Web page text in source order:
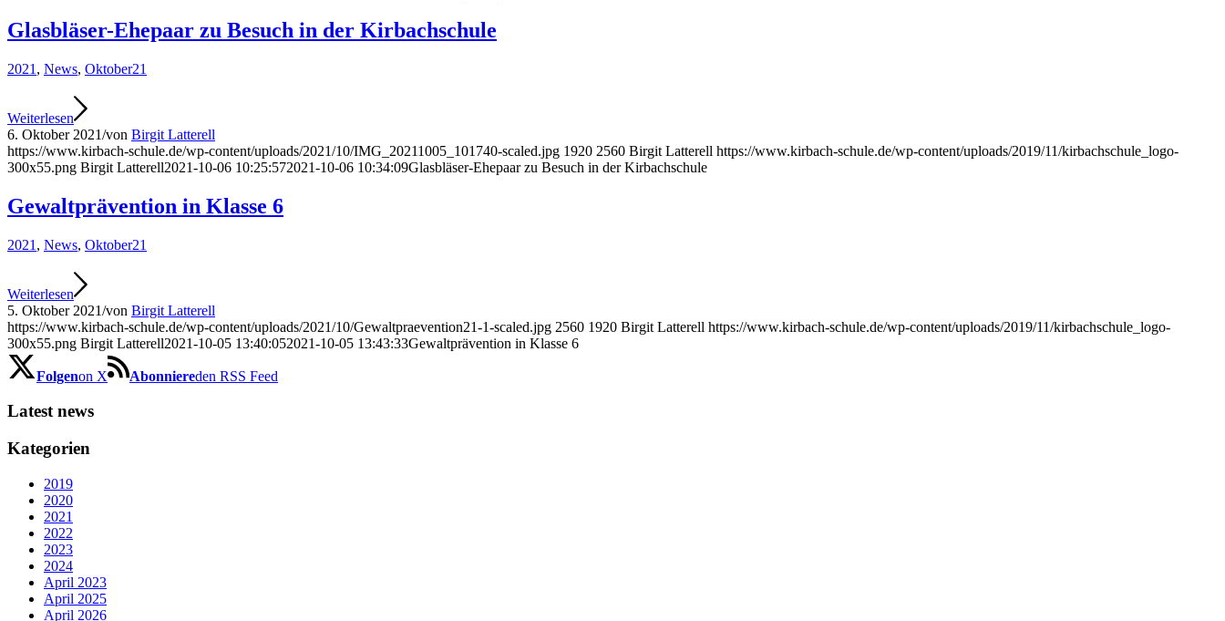
Glasbläser-Ehepaar zu Besuch in der Kirbachschule
2021 , News, Oktober21
Weiterlesen
6. Oktober 2021/von Birgit Latterell
https://www.kirbach-schule.de/wp-content/uploads/2021/10/IMG_20211005_101740-scaled.jpg 1920 2560 Birgit Latterell https://www.kirbach-schule.de/wp-content/uploads/2019/11/kirbachschule_logo-
300x55.png Birgit Latterell2021-10-06 10:25:572021-10-06 10:34:09Glasbläser-Ehepaar zu Besuch in der Kirbachschule
Gewaltprävention in Klasse 6
2021 , News, Oktober21
Weiterlesen
5. Oktober 2021/von Birgit Latterell
https://www.kirbach-schule.de/wp-content/uploads/2021/10/Gewaltpraevention21-1-scaled.jpg 2560 1920 Birgit Latterell https://www.kirbach-schule.de/wp-content/uploads/2019/11/kirbachschule_logo-
300x55.png Birgit Latterell2021-10-05 13:40:052021-10-05 13:43:33Gewaltprävention in Klasse 6
Folgenon X Abonniereden RSS Feed
Latest news
Kategorien
2019
2020
2021
2022
2023
2024
April 2023
April 2025
April 2026